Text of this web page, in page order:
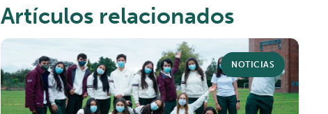
Artículos relacionados
NOTICIAS